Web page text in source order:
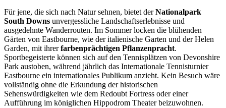
Für jene, die sich nach Natur sehnen, bietet derNationalpark
South Downs unvergessliche Landschaftserlebnisse und
ausgedehnte Wanderrouten. Im Sommer locken die blühenden
Gärten von Eastbourne, wie der italienische Garten und der Helen
Garden, mit ihrerfarbenprächtigen Pflanzenpracht.
Sportbegeisterte können sich auf den Tennisplätzen von Devonshire
Park austoben, während jährlich das Internationale Tennisturnier
Eastbourne ein internationales Publikum anzieht. Kein Besuch wäre
vollständig ohne die Erkundung der historischen
Sehenswürdigkeiten wie dem Redoubt Fortress oder einer
Aufführung im königlichen Hippodrom Theater beizuwohnen.